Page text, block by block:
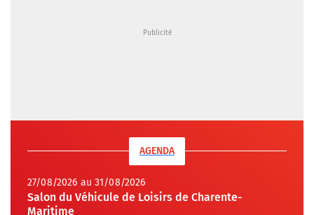
AGENDA
27/08/2026 au 31/08/2026
Salon du Véhicule de Loisirs de Charente-
Maritime